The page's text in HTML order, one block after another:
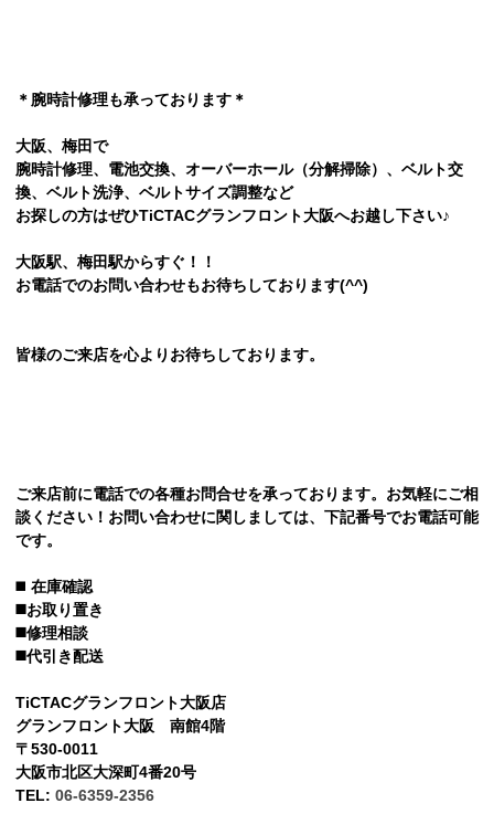
＊腕時計修理も承っております＊
大阪、梅田で
腕時計修理、電池交換、オーバーホール（分解掃除）、ベルト交
換、ベルト洗浄、ベルトサイズ調整など
お探しの方はぜひTiCTACグランフロント大阪へお越し下さい♪
大阪駅、梅田駅からすぐ！！
お電話でのお問い合わせもお待ちしております(^^)
皆様のご来店を心よりお待ちしております。
ご来店前に電話での各種お問合せを承っております。お気軽にご相
談ください！お問い合わせに関しましては、下記番号でお電話可能
です。
◼️ 在庫確認
◼️お取り置き
◼️修理相談
◼️代引き配送
TiCTACグランフロント大阪店
グランフロント大阪 南館4階
〒530-0011
大阪市北区大深町4番20号
TEL: 06-6359-2356